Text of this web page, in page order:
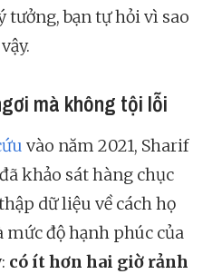
tưởng, bạn tự hỏi vì sao
mà không tội lỗi
vào năm 2021, Sharif
khảo sát hàng chục
dữ liệu về cách họ
độ hạnh phúc của
có ít hơn hai giờ rảnh